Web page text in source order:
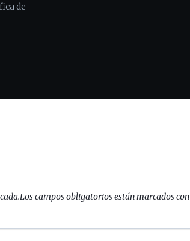
de
Los campos obligatorios están marcados con